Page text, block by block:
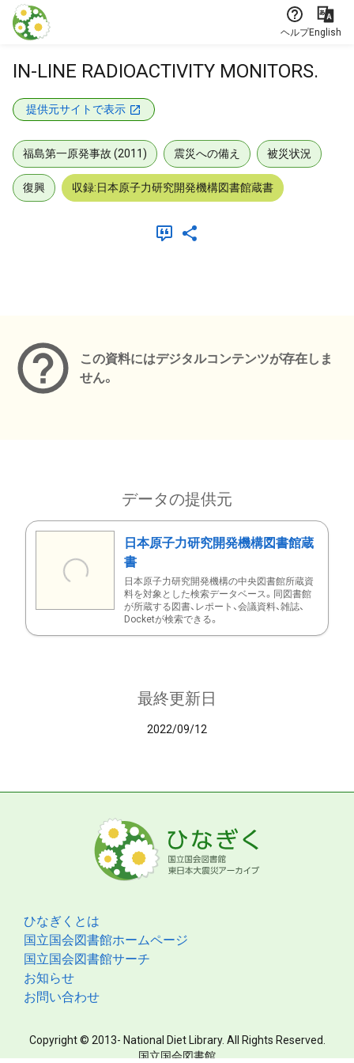
本文に飛ぶ
ヘルプEnglish
IN-LINE RADIOACTIVITY MONITORS.
提供元サイトで表示
福島第一原発事故 (2011) 震災への備え 被災状況
復興 収録:日本原子力研究開発機構図書館蔵書
この資料にはデジタルコンテンツが存在しま
せん。
データの提供元
日本原子力研究開発機構図書館蔵
書
日本原子力研究開発機構の中央図書館所蔵資
料を対象とした検索データベース。同図書館
が所蔵する図書、レポート、会議資料、雑誌、
Docketが検索できる。
最終更新日
2022/09/12
ひなぎくとは
国立国会図書館ホームページ
国立国会図書館サーチ
お知らせ
お問い合わせ
Copyright © 2013- National Diet Library. All Rights Reserved.